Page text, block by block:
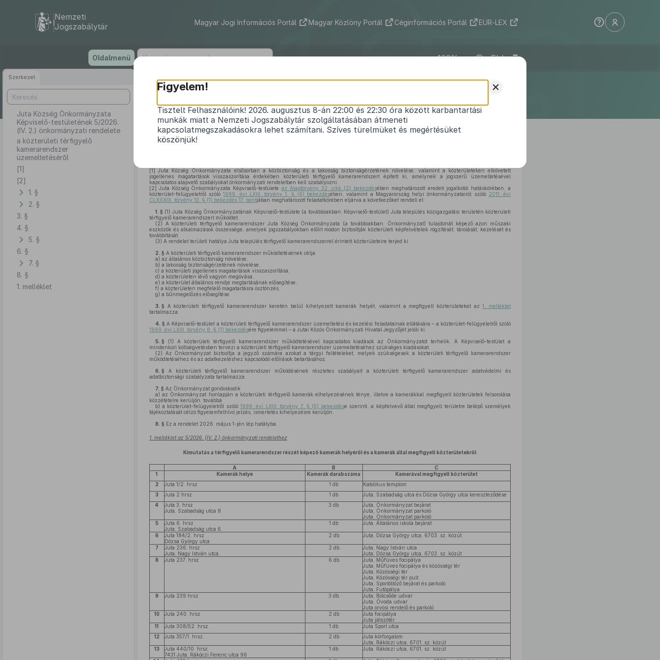
tartalomra
Nemzeti
Jogszabálytár
Magyar Jogi Információs Portál Magyar Közlöny Portál Céginformációs Portál EUR-LEX
Oldalmenü ELI
Szerkezet
Juta Község Önkormányzata
Képviselő-testületének 5/2026.
(IV. 2.) önkormányzati rendelete
a közterületi térfigyelő
kamerarendszer
üzemeltetéséről
[1]
[2]
1. §
2. §
3. §
4. §
5. §
6. §
7. §
8. §
1. melléklet
Juta Község Önkormányzata Képviselő-testületének
a közterületi térfigyelő kamerarendszer üzemeltetéséről
[1] Juta Község Önkormányzata elsősorban a közbiztonság és a lakosság biztonságérzetének növelése, valamint a közterületeken elkövetett
jogellenes magatartások visszaszorítása érdekében közterületi térfigyelő kamerarendszert épített ki, amelynek a jogszerű üzemeltetésével
kapcsolatos alapvető szabályokat önkormányzati rendeletben kell szabályozni.
[2] Juta Község Önkormányzata Képviselő-testületeaz Alaptörvény 32. cikk (2) bekezdésében meghatározott eredeti jogalkotói hatáskörében, a
közterület-felügyeletről szóló1999. évi LXIII. törvény 1. § (6) bekezdésében, valamint a Magyarország helyi önkormányzatairól szóló 2011. évi
CLXXXIX. törvény 13. § (1) bekezdés 17. pontjában meghatározott feladatkörében eljárva a következőket rendeli el:
1. § (1) Juta Község Önkormányzatának Képviselő-testülete (a továbbiakban: Képviselő-testület) Juta település közigazgatási területén közterületi
térfigyelő kamerarendszert működtet.
(2) A közterületi térfigyelő kamerarendszer Juta Község Önkormányzata (a továbbiakban: Önkormányzat) tulajdonát képező azon műszaki
eszközök és alkalmazások összessége, amelyek jogszabályokban előírt módon biztosítják közterületi képfelvételek rögzítését, tárolását, kezelését és
továbbítását.
(3) A rendelet területi hatálya Juta település térfigyelő kamerarendszerrel érintett közterületeire terjed ki.
2. § A közterületi térfigyelő kamerarendszer működtetésének célja
a) az általános közbiztonság növelése,
b) a lakosság biztonságérzetének növelése,
c) a közterületi jogellenes magatartások visszaszorítása,
d) a közterületen lévő vagyon megóvása,
e) a közterület általános rendje megtartásának elősegítése,
f) a közterületen megfelelő magatartásra ösztönzés,
g) a bűnmegelőzés elősegítése.
3. § A közterületi térfigyelő kamerarendszer keretén belül kihelyezett kamerák helyét, valamint a megfigyelt közterületeket az1. melléklet
tartalmazza.
4. § A Képviselő-testület a közterületi térfigyelő kamerarendszer üzemeltetési és kezelési feladatainak ellátására – a közterület-felügyeletről szóló
1999. évi LXIII. törvény 8. § (1) bekezdésére figyelemmel – a Jutai Közös Önkormányzati Hivatal Jegyzőjét jelöli ki.
5. § (1) A közterületi térfigyelő kamerarendszer működtetésével kapcsolatos kiadások az Önkormányzatot terhelik. A Képviselő-testület a
mindenkori költségvetésben tervezi a közterületi térfigyelő kamerarendszer üzemeltetéséhez szükséges kiadásokat.
(2) Az Önkormányzat biztosítja a jegyző számára azokat a tárgyi feltételeket, melyek szükségesek a közterületi térfigyelő kamerarendszer
működtetéséhez és az adatkezeléshez kapcsolódó előírások betartásához.
6. § A közterületi térfigyelő kamerarendszer működésének részletes szabályait a közterületi térfigyelő kamerarendszer adatvédelmi és
adatbiztonsági szabályzata tartalmazza.
7. § Az Önkormányzat gondoskodik
a) az Önkormányzat honlapján a közterületi térfigyelő kamerák elhelyezésének ténye, illetve a kamerákkal megfigyelt közterületek felsorolása
közzétételre kerüljön, továbbá
b) a közterület-felügyeletről szóló1999. évi LXIII. törvény 7. § (5) bekezdése szerinti, a képfelvevő által megfigyelt területre belépő személyek
tájékoztatását célzó figyelemfelhívó jelzés, ismertetés kihelyezésre kerüljön.
8. § Ez a rendelet 2026. május 1-jén lép hatályba.
1. melléklet az 5/2026. (IV. 2.) önkormányzati rendelethez
Kimutatás a térfigyelő kamerarendszer részét képező kamerák helyéről és a kamerák által megfigyelt közterületekről
A B
C
1
Kamerák helye Kamerák darabszáma
Kamerával megfigyelt közterület
2
Juta 1/2. hrsz 1 db
Katolikus templom
3
Juta 2 hrsz 1 db
Juta, Szabadság utca és Dózsa György utca kereszteződése
4
Juta 3. hrsz
Juta, Szabadság utca 8.
3 db
Juta, Önkormányzat bejárat
Juta, Önkormányzat parkoló
Juta, Önkormányzat parkoló
5
Juta 6. hrsz
Juta, Szabadság utca 6.
1 db Juta, Általános iskola bejárat
6
Juta 184/2. hrsz
Dózsa György utca
2 db Juta, Dózsa György utca, 6703. sz. közút
7
Juta 236. hrsz
Juta, Nagy István utca.
2 db
Juta, Nagy István utca
Juta, Dózsa György utca, 6703. sz. közút
8
Juta 237. hrsz 6 db
Juta, Műfüves focipálya
Juta, Műfüves focipálya és közösségi tér
Juta, Közösségi tér
Juta, Közösségi tér pult
Juta, Sportöltöző bejárat és parkoló
Juta, Futópálya
9
Juta 239 hrsz 3 db
Juta, Bölcsőde udvar
Juta, Óvoda udvar
Juta orvosi rendelő és parkoló
10
Juta 240. hrsz 2 db
Juta focipálya
Juta játszótér
11
Juta 308/52. hrsz 1 db
Juta Sport utca
12
Juta 357/1. hrsz 2 db
Juta körforgalom
Juta, Rákóczi utca, 6701. sz. közút
13
Juta 440/10. hrsz
7431 Juta, Rákóczi Ferenc utca 96
1 db Juta, Rákóczi utca, 6701. sz. közút
+
Figyelem!
Tisztelt Felhasználóink! 2026. augusztus 8-án 22:00 és 22:30 óra között karbantartási
munkák miatt a Nemzeti Jogszabálytár szolgáltatásában átmeneti
kapcsolatmegszakadásokra lehet számítani. Szíves türelmüket és megértésüket
köszönjük!